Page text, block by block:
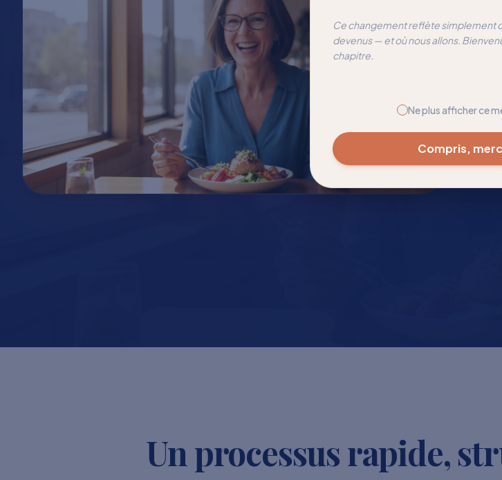
Ce changement reflète simplement
devenus — et où nous allons.
chapitre.
Ne plus afficher ce
Compris,
Un processus rapide,